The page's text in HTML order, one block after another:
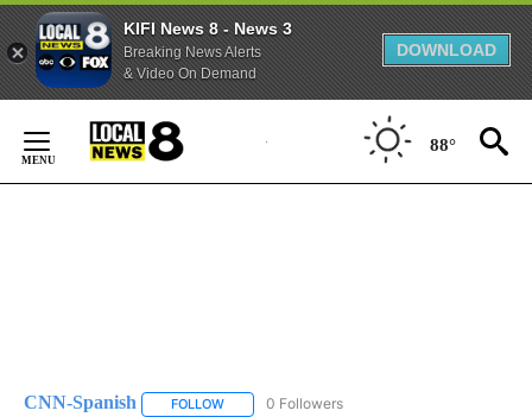
KIFI News 8 - News 3
Breaking News Alerts
& Video On Demand
DOWNLOAD
Content
88°
CNN-Spanish FOLLOW FOLLOW "CNN-SPANISH" TO RECEIVE
0 Followers